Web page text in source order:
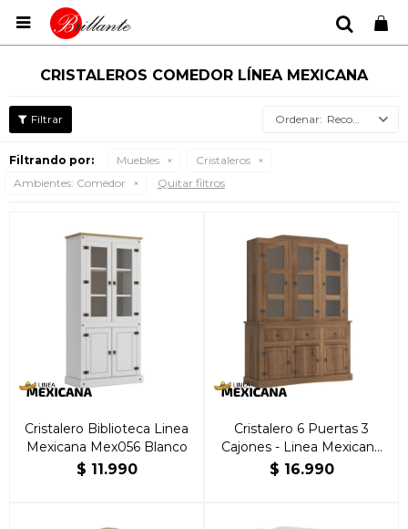

CRISTALEROS COMEDOR LÍNEA MEXICANA
Recomendados
Filtrando por: Muebles
Cristaleros
Ambientes: Comedor Quitar filtros
Cristalero Biblioteca Linea
Mexicana Mex056 Blanco
$ 11.990
Cristalero 6 Puertas 3
Cajones - Linea Mexicana
Nogal
$ 16.990